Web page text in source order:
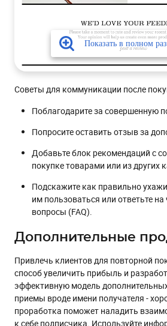
Советы для коммуникации после
Поблагодарите за совершенную
Попросите оставить отзыв за
Добавьте блок рекомендаций с
покупке товарами или из других
Подскажите как правильно
им пользоваться или ответьте
вопросы (FAQ).
Дополнительные
Привлечь клиентов для повторной
способ увеличить прибыль и
эффективную модель
приемы вроде имени получателя -
проработка поможет наладить
к себе подписчика. Используйте